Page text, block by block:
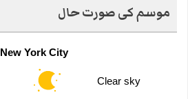
موسم کی صورت حال
New York City
Clear sky